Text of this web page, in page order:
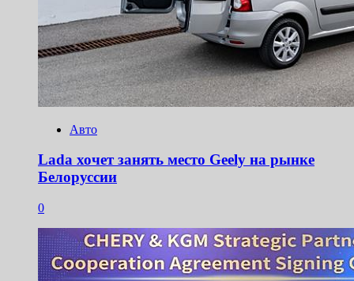
Авто
Lada хочет занять место Geely на рынке
Белоруссии
0